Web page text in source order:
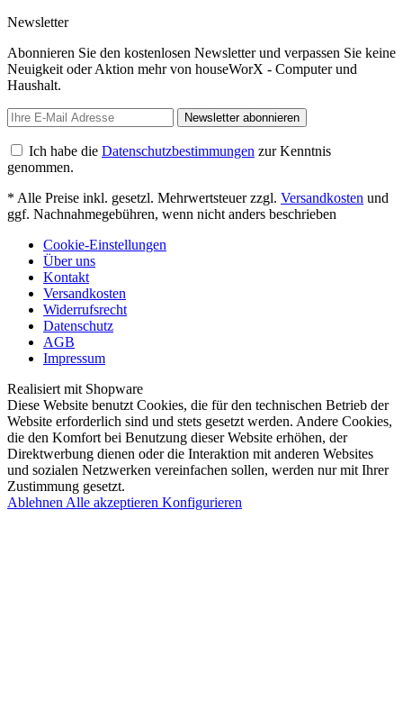
Newsletter
Abonnieren Sie den kostenlosen Newsletter und verpassen Sie keine
Neuigkeit oder Aktion mehr von houseWorX - Computer und
Haushalt.
Newsletter abonnieren
Ich habe die Datenschutzbestimmungen zur Kenntnis
genommen.
* Alle Preise inkl. gesetzl. Mehrwertsteuer zzgl. Versandkosten und
ggf. Nachnahmegebühren, wenn nicht anders beschrieben
Cookie-Einstellungen
Über uns
Kontakt
Versandkosten
Widerrufsrecht
Datenschutz
AGB
Impressum
Realisiert mit Shopware
Diese Website benutzt Cookies, die für den technischen Betrieb der
Website erforderlich sind und stets gesetzt werden. Andere Cookies,
die den Komfort bei Benutzung dieser Website erhöhen, der
Direktwerbung dienen oder die Interaktion mit anderen Websites
und sozialen Netzwerken vereinfachen sollen, werden nur mit Ihrer
Zustimmung gesetzt.
Ablehnen Alle akzeptieren Konfigurieren